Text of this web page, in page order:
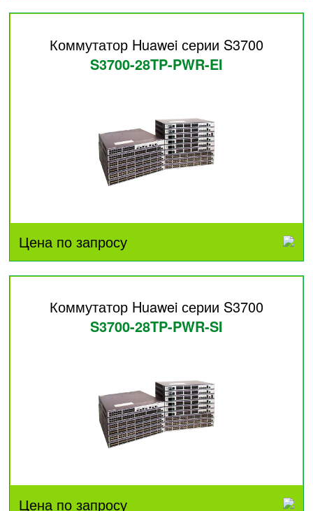
Коммутатор Huawei серии S3700
S3700-28TP-PWR-EI
Цена по запросу
Коммутатор Huawei серии S3700
S3700-28TP-PWR-SI
Цена по запросу